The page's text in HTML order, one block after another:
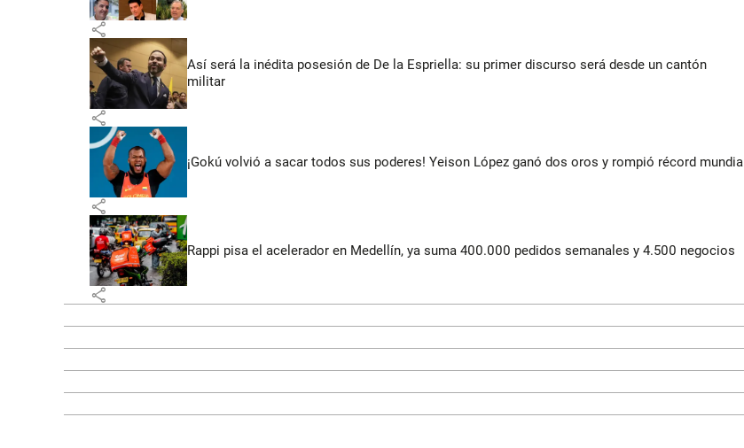
share
Así será la inédita posesión de De la Espriella: su primer discurso será desde un cantón
militar
share
¡Gokú volvió a sacar todos sus poderes! Yeison López ganó dos oros y rompió récord mundial
share
Rappi pisa el acelerador en Medellín, ya suma 400.000 pedidos semanales y 4.500 negocios
share